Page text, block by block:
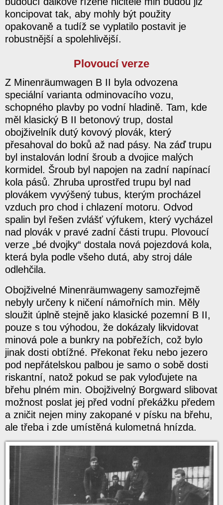
koncipovat tak, aby mohly být použity
opakovaně a tudíž se vyplatilo postavit je
robustnější a spolehlivější.
Plovoucí verze
Z Minenräumwagen B II byla odvozena
speciální varianta odminovacího vozu,
schopného plavby po vodní hladině. Tam, kde
měl klasický B II betonový trup, dostal
obojživelník dutý kovový plovák, který
přesahoval do boků až nad pásy. Na záď trupu
byl instalován lodní šroub a dvojice malých
kormidel. Šroub byl napojen na zadní napínací
kola pásů. Zhruba uprostřed trupu byl nad
plovákem vyvýšený tubus, kterým procházel
vzduch pro chod i chlazení motoru. Odvod
spalin byl řešen zvlášť výfukem, který vycházel
nad plovák v pravé zadní části trupu. Plovoucí
verze „bé dvojky“ dostala nová pojezdová kola,
která byla podle všeho dutá, aby stroj dále
odlehčila.
Obojživelné Minenräumwageny samozřejmě
nebyly určeny k ničení námořních min. Měly
sloužit úplně stejně jako klasické pozemní B II,
pouze s tou výhodou, že dokázaly likvidovat
minová pole a bunkry na pobřežích, což bylo
jinak dosti obtížné. Překonat řeku nebo jezero
pod nepřátelskou palbou je samo o sobě dosti
riskantní, natož pokud se pak vyloďujete na
břehu plném min. Obojživelný Borgward slibovat
možnost poslat jej před vodní překážku předem
a zničit nejen miny zakopané v písku na břehu,
ale třeba i zde umístěná kulometná hnízda.